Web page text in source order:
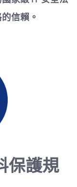
信賴。
保護規